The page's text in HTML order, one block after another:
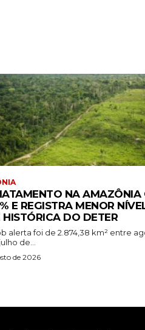
NA AMAZÔNIA
E REGISTRA MENOR
HISTÓRICA DO DETER
alerta foi de 2.874,38 km² entre
de...
de 2026